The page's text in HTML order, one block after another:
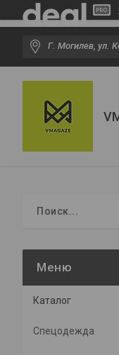
Г. Могилев, ул.
Каталог
Спецодежда